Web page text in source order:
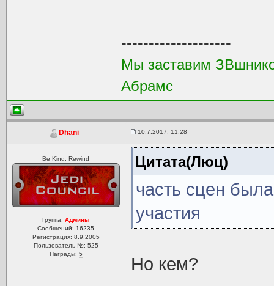
--------------------
Мы заставим
Абрамс
Dhani 10.7.2017, 11:28
Be Kind, Rewind
Группа: Админы
Сообщений: 16235
Регистрация: 8.9.2005
Пользователь №: 525
Награды: 5
Цитата(Люц)
часть сцен
участия
Но кем?